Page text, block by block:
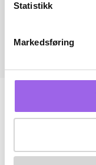
Statistikk
Markedsføring